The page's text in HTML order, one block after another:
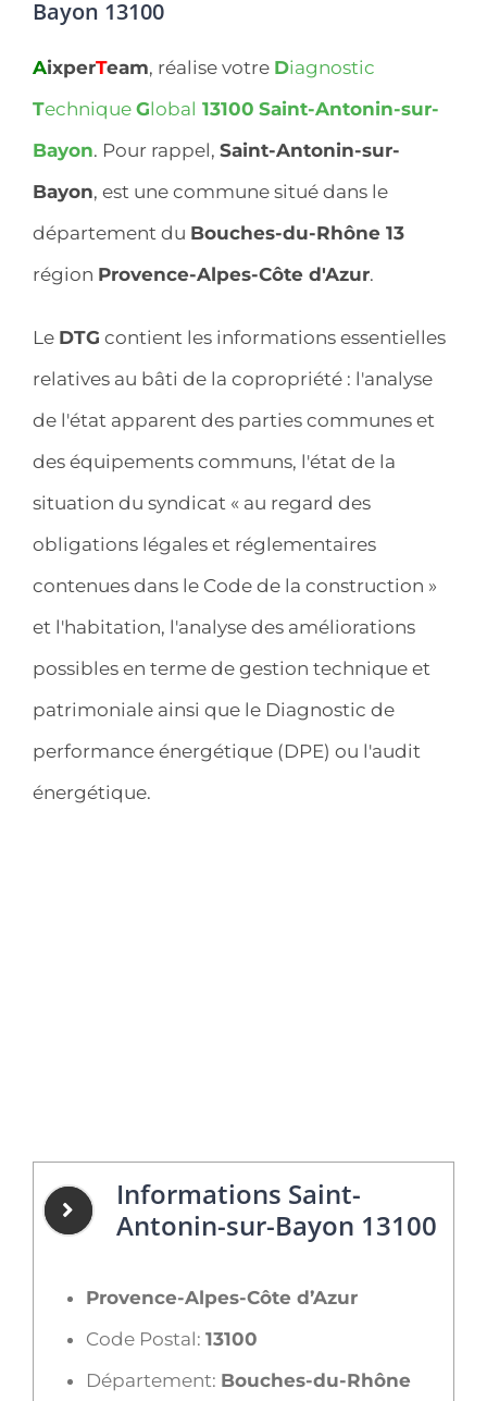
Bayon 13100
AixperTeam, réalise votre Diagnostic
Technique Global 13100 Saint-Antonin-sur-
Bayon. Pour rappel, Saint-Antonin-sur-
Bayon, est une commune situé dans le
département du Bouches-du-Rhône 13
région Provence-Alpes-Côte d'Azur.
Le DTG contient les informations essentielles
relatives au bâti de la copropriété : l'analyse
de l'état apparent des parties communes et
des équipements communs, l'état de la
situation du syndicat « au regard des
obligations légales et réglementaires
contenues dans le Code de la construction »
et l'habitation, l'analyse des améliorations
possibles en terme de gestion technique et
patrimoniale ainsi que le Diagnostic de
performance énergétique (DPE) ou l'audit
énergétique.
Informations Saint-
Antonin-sur-Bayon 13100
Provence-Alpes-Côte d’Azur
Code Postal: 13100
Département: Bouches-du-Rhône